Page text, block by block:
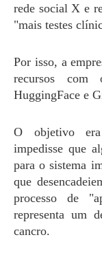
rede social X e
"mais testes
Por isso, a
recursos com
HuggingFace e
O objetivo
impedisse que
para o sistema
que
processo de
representa um
cancro.